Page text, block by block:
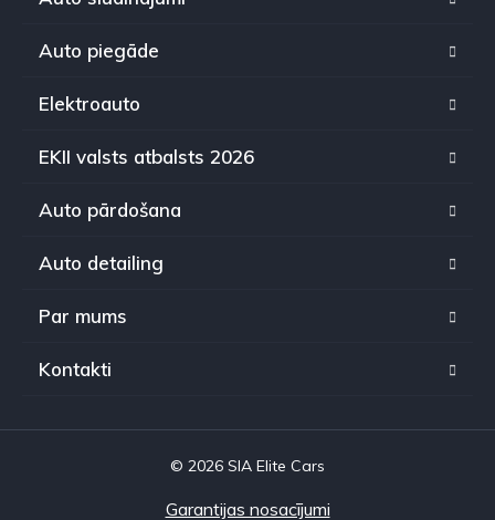
Auto piegāde
Elektroauto
EKII valsts atbalsts 2026
Auto pārdošana
Auto detailing
Par mums
Kontakti
© 2026 SIA Elite Cars
Garantijas nosacījumi